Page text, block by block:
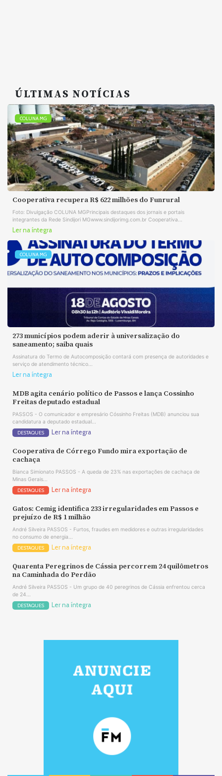
ÚLTIMAS NOTÍCIAS
COLUNA MG
Cooperativa recupera R$ 622 milhões do Funrural
Foto: Divulgação COLUNA MGPrincipais destaques dos jornais e portais
integrantes da Rede Sindijori MGwww.sindijorimg.com.br Cooperativa...
Ler na íntegra
COLUNA MG
273 municípios podem aderir à universalização do
saneamento; saiba quais
Assinatura do Termo de Autocomposição contará com presença de autoridades e
serviço de atendimento técnico...
Ler na íntegra
MDB agita cenário político de Passos e lança Cossinho
Freitas deputado estadual
PASSOS - O comunicador e empresário Cóssinho Freitas (MDB) anunciou sua
candidatura a deputado estadual...
DESTAQUES Ler na íntegra
Cooperativa de Córrego Fundo mira exportação de
cachaça
Bianca Simionato PASSOS - A queda de 23% nas exportações de cachaça de
Minas Gerais...
DESTAQUES Ler na íntegra
Gatos: Cemig identifica 233 irregularidades em Passos e
prejuízo de R$ 1 milhão
André Silveira PASSOS - Furtos, fraudes em medidores e outras irregularidades
no consumo de energia...
DESTAQUES Ler na íntegra
Quarenta Peregrinos de Cássia percorrem 24 quilômetros
na Caminhada do Perdão
André Silveira PASSOS - Um grupo de 40 peregrinos de Cássia enfrentou cerca
de 24...
DESTAQUES Ler na íntegra